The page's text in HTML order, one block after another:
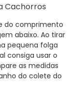
Cachorros
do comprimento
abaixo. Ao tirar
pequena folga
consiga usar o
as medidas
do colete do